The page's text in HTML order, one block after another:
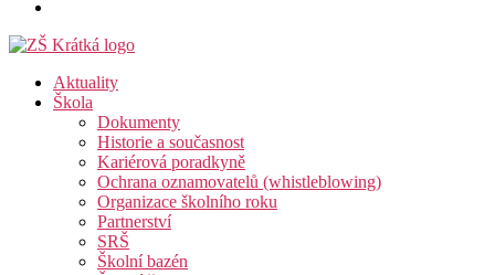
Aktuality
Škola
Dokumenty
Historie a současnost
Kariérová poradkyně
Ochrana oznamovatelů (whistleblowing)
Organizace školního roku
Partnerství
SRŠ
Školní bazén